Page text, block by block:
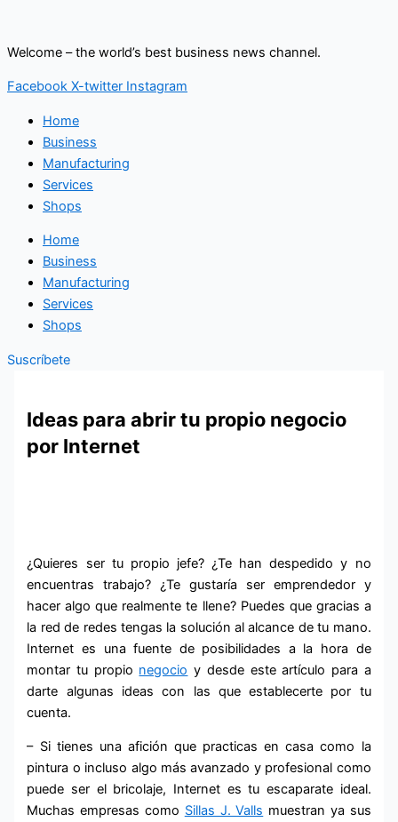
contenido
Welcome – the world’s best business news channel.
Facebook X-twitter Instagram
Home
Business
Manufacturing
Services
Shops
Home
Business
Manufacturing
Services
Shops
Suscríbete
Ideas para abrir tu propio negocio
por Internet
¿Quieres ser tu propio jefe? ¿Te han despedido y no
encuentras trabajo? ¿Te gustaría ser emprendedor y
hacer algo que realmente te llene? Puedes que gracias a
la red de redes tengas la solución al alcance de tu mano.
Internet es una fuente de posibilidades a la hora de
montar tu propio negocio y desde este artículo para a
darte algunas ideas con las que establecerte por tu
cuenta.
– Si tienes una afición que practicas en casa como la
pintura o incluso algo más avanzado y profesional como
puede ser el bricolaje, Internet es tu escaparate ideal.
Muchas empresas como Sillas J. Valls muestran ya sus